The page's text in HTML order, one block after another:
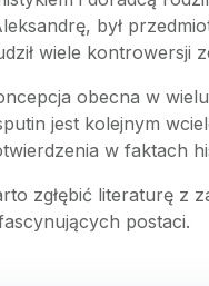
był
wiele kontrowersji
obecna w
jest kolejnym
w faktach
zgłębić literaturę z
postaci.